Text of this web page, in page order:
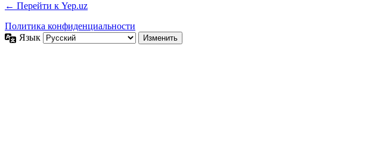
← Перейти к Yep.uz
Политика конфиденциальности
Язык